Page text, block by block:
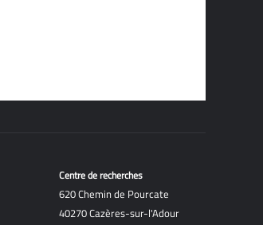
Centre de recherches
620 Chemin de Pourcate
40270 Cazères-sur-l'Adour